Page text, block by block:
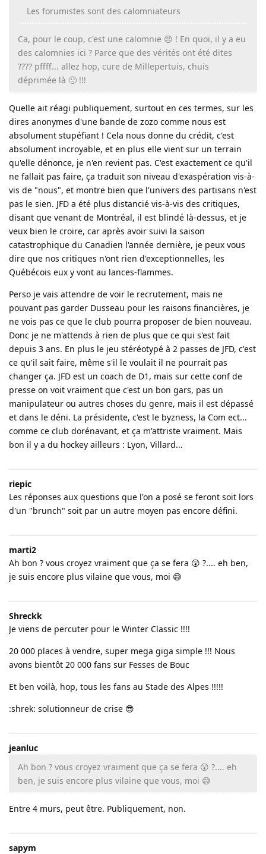
Les forumistes sont des calomniateurs
Ca, pour le coup, c'est une calomnie 😠 ! En quoi, il y a eu
des calomnies ici ? Parce que des vérités ont été dites
???? pffff... allez hop, cure de Millepertuis, chuis
déprimée là 🙁 !!!
Quelle ait réagi publiquement, surtout en ces termes, sur les
dires anonymes d'une bande de zozo comme nous est
absolument stupéfiant ! Cela nous donne du crédit, c'est
absolument incroyable, et en plus elle vient sur un terrain
qu'elle dénonce, je n'en revient pas. C'est exactement ce qu'il
ne fallait pas faire, ça traduit son niveau d'exaspération vis-à-
vis de "nous", et montre bien que l'univers des partisans n'est
pas le sien. JFD a été plus distancié vis-à-vis des critiques,
disant que venant de Montréal, il est blindé là-dessus, et je
veux bien le croire, car après avoir suivi la saison
catastrophique du Canadien l'année dernière, je peux vous
dire que nos critiques n'ont rien d'exceptionnelles, les
Québécois eux y vont au lances-flammes.
Perso je vais attendre de voir le recrutement, mais ne
pouvant pas garder Dusseau pour les raisons financières, je
ne vois pas ce que le club pourra proposer de bien nouveau.
Donc je ne m'attends à rien de plus que ce qui s'est fait
depuis 3 ans. En plus le jeu stéréotypé à 2 passes de JFD, c'est
ce qu'il sait faire, même s'il le voulait il ne pourrait pas
changer ça. JFD est un coach de D1, mais sur cette conf de
presse on voit vraiment que c'est un bon gars, pas un
manipulateur ou autres choses du genre, mais il est dépassé
et dans le déni. La présidente, c'est le byzness, la Com ect...
comme ce club dorénavant, et ça m'attriste vraiment. Mais
bon il y a du hockey ailleurs : Lyon, Villard...
riepic
Les réponses aux questions que l'on a posé se feront soit lors
d'un "brunch" soit par un autre moyen pas encore défini.
marti2
Ah bon ? vous croyez vraiment que ça se fera 😲 ?.... eh ben,
je suis encore plus vilaine que vous, moi 😅
Shreckk
Je viens de percuter pour le Winter Classic !!!!
20 000 places à vendre, super mega giga simple !!! Nous
avons bientôt 20 000 fans sur Fesses de Bouc
Et ben voilà, hop, tous les fans au Stade des Alpes !!!!!
:shrek: solutionneur de crise 😎
jeanluc
Ah bon ? vous croyez vraiment que ça se fera 😲 ?.... eh
ben, je suis encore plus vilaine que vous, moi 😅
Entre 4 murs, peut être. Publiquement, non.
sapym